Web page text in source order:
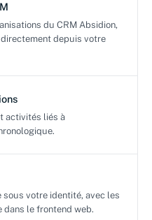
du CRM Absidion,
depuis votre
activités liés à
votre identité, avec les
dans le frontend web.